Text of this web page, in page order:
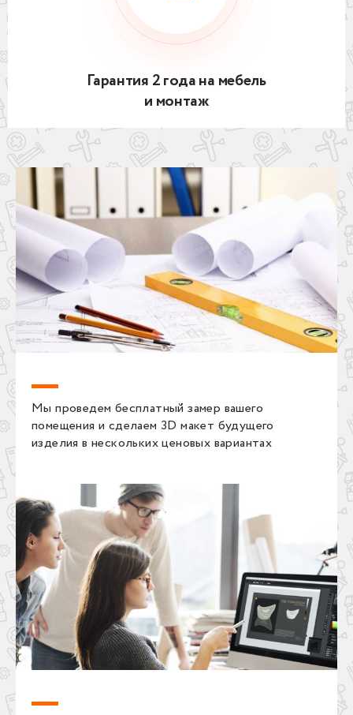
Гарантия 2 года на мебель
и монтаж
Мы проведем бесплатный замер вашего
помещения и сделаем 3D макет будущего
изделия в нескольких ценовых вариантах